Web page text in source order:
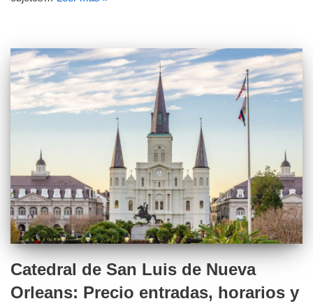
Catedral de San Luis de Nueva
Orleans: Precio entradas, horarios y